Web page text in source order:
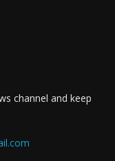
channel and keep